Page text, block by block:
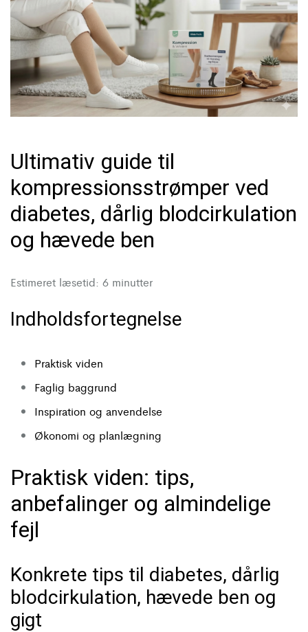
Ultimativ guide til
kompressionsstrømper ved
diabetes, dårlig blodcirkulation
og hævede ben
Estimeret læsetid: 6 minutter
Indholdsfortegnelse
Praktisk viden
Faglig baggrund
Inspiration og anvendelse
Økonomi og planlægning
Praktisk viden: tips,
anbefalinger og almindelige
fejl
Konkrete tips til diabetes, dårlig
blodcirkulation, hævede ben og
gigt